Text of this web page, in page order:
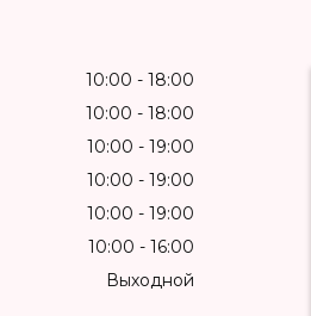
10:00
18:00
10:00
18:00
10:00
19:00
10:00
19:00
10:00
19:00
10:00
16:00
Выходной